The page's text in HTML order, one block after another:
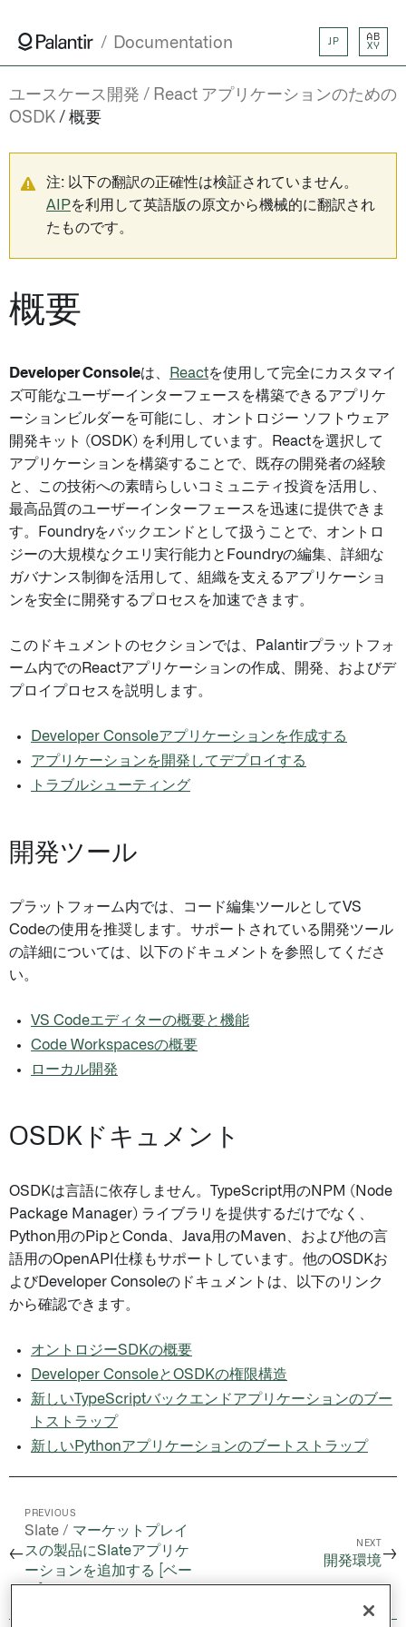
Documentation JP
AB
XY
ユースケース開発
React アプリケーションのための
OSDK
概要
注: 以下の翻訳の正確性は検証されていません。
AIPを利用して英語版の原文から機械的に翻訳され
たものです。
概要
Developer Consoleは、 Reactを使用して完全にカスタマイ
ズ可能なユーザーインターフェースを構築できるアプリケ
ーションビルダーを可能にし、オントロジー ソフトウェア
開発キット (OSDK) を利用しています。Reactを選択して
アプリケーションを構築することで、既存の開発者の経験
と、この技術への素晴らしいコミュニティ投資を活用し、
最高品質のユーザーインターフェースを迅速に提供できま
す。Foundryをバックエンドとして扱うことで、オントロ
ジーの大規模なクエリ実行能力とFoundryの編集、詳細な
ガバナンス制御を活用して、組織を支えるアプリケーショ
ンを安全に開発するプロセスを加速できます。
このドキュメントのセクションでは、Palantirプラットフォ
ーム内でのReactアプリケーションの作成、開発、およびデ
プロイプロセスを説明します。
Developer Consoleアプリケーションを作成する
アプリケーションを開発してデプロイする
トラブルシューティング
開発ツール
プラットフォーム内では、コード編集ツールとしてVS
Codeの使用を推奨します。サポートされている開発ツール
の詳細については、以下のドキュメントを参照してくださ
い。
VS Codeエディターの概要と機能
Code Workspacesの概要
ローカル開発
OSDKドキュメント
OSDKは言語に依存しません。TypeScript用のNPM (Node
Package Manager) ライブラリを提供するだけでなく、
Python用のPipとConda、Java用のMaven、および他の言
語用のOpenAPI仕様もサポートしています。他のOSDKお
よびDeveloper Consoleのドキュメントは、以下のリンク
から確認できます。
オントロジーSDKの概要
Developer ConsoleとOSDKの権限構造
新しいTypeScriptバックエンドアプリケーションのブー
トストラップ
新しいPythonアプリケーションのブートストラップ
←
PREVIOUS
Slate / マーケットプレイ
スの製品にSlateアプリケ
ーションを追加する [ベー
NEXT
開発環境→